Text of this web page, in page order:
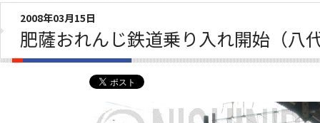
2008年03月15日
肥薩おれんじ鉄道乗り入れ開始（八